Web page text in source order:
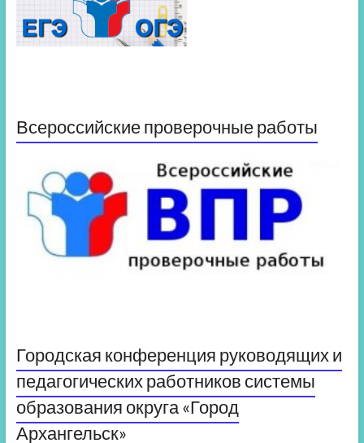
Всероссийские проверочные работы
Городская конференция руководящих и
педагогических работников системы
образования округа «Город
Архангельск»